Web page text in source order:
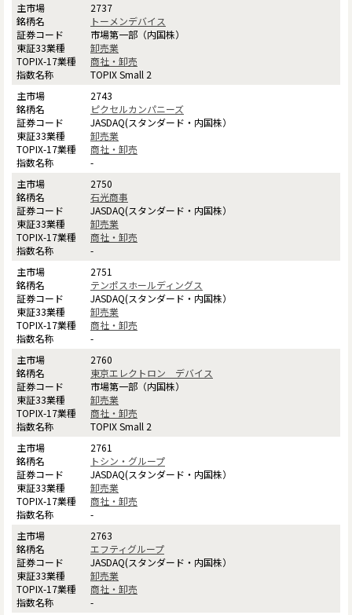
2737
トーメンデバイス
市場第一部（内国株）
卸売業
商社・卸売
TOPIX Small 2
2743
ピクセルカンパニーズ
JASDAQ(スタンダード・内国株）
卸売業
商社・卸売
-
2750
石光商事
JASDAQ(スタンダード・内国株）
卸売業
商社・卸売
-
2751
テンポスホールディングス
JASDAQ(スタンダード・内国株）
卸売業
商社・卸売
-
2760
東京エレクトロン デバイス
市場第一部（内国株）
卸売業
商社・卸売
TOPIX Small 2
2761
トシン・グループ
JASDAQ(スタンダード・内国株）
卸売業
商社・卸売
-
2763
エフティグループ
JASDAQ(スタンダード・内国株）
卸売業
商社・卸売
-